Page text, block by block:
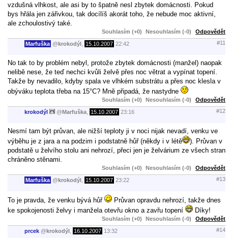
vzdušná vlhkost, ale asi by to špatně nesl zbytek domácnosti. Pokud
bys hřála jen zářivkou, tak docílíš akorát toho, že nebude moc aktivní,
ale zchoulostivý také.
Souhlasím (+0) Nesouhlasím (-0) Odpovědět
Marfuška @krokodýl 15.10.2007 22:42 #11
No tak to by problém nebyl, protože zbytek domácnosti (manžel) naopak
nelibě nese, že teď nechci kvůli želvě přes noc větrat a vypínat topení.
Takže by nevadilo, kdyby spala ve vlhkém substrátu a přes noc klesla v
obýváku teplota třeba na 15°C? Mně připadá, že nastydne
Souhlasím (+0) Nesouhlasím (-0) Odpovědět
krokodýl @Marfuška 15.10.2007 23:16 #12
Nesmí tam být průvan, ale nižší teploty ji v noci nijak nevadí, venku ve
výběhu je z jara a na podzim i podstatně hůř (někdy i v létě
). Průvan v
podstatě u želvího stolu ani nehrozí, přeci jen je želvárium ze všech stran
chráněno stěnami.
Souhlasím (+0) Nesouhlasím (-0) Odpovědět
Marfuška @krokodýl 15.10.2007 23:22 #13
To je pravda, že venku bývá hůř
Průvan opravdu nehrozí, takže dnes
ke spokojenosti želvy i manžela otevřu okno a zavřu topení
Díky!
Souhlasím (+0) Nesouhlasím (-0) Odpovědět
prcek @krokodýl 16.10.2007 13:32 #14